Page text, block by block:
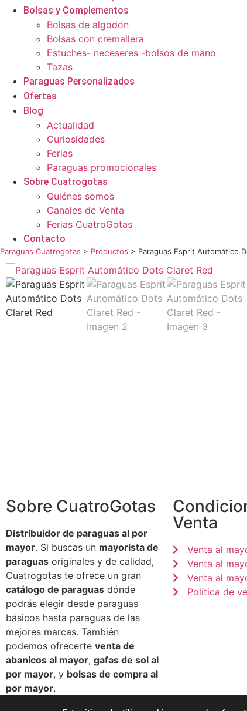
Bolsas y Complementos
Bolsas de algodón
Bolsas con cremallera
Estuches- neceseres -bolsos de mano
Tazas
Paraguas Personalizados
Ofertas
Blog
Actualidad
Curiosidades
Ferias
Paraguas promocionales
Sobre Cuatrogotas
Quiénes somos
Canales de Venta
Ferias CuatroGotas
Contacto
Paraguas Cuatrogotas > Productos > Paraguas Esprit Automático
Sobre CuatroGotas
Distribuidor de paraguas al por
mayor. Si buscas un mayorista de
paraguas originales y de calidad,
Cuatrogotas te ofrece un gran
catálogo de paraguas dónde
podrás elegir desde paraguas
básicos hasta paraguas de las
mejores marcas. También
podemos ofrecerte venta de
abanicos al mayor, gafas de sol al
por mayor, y bolsas de compra al
por mayor.
Venta
Venta al
Venta al
Venta al
Política de